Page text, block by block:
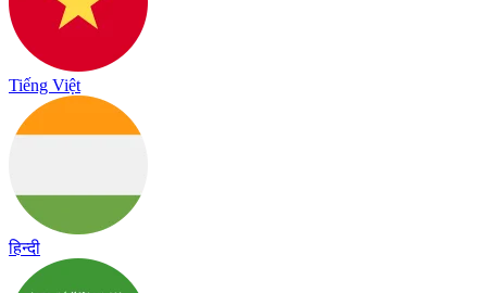
Tiếng Việt
हिन्दी